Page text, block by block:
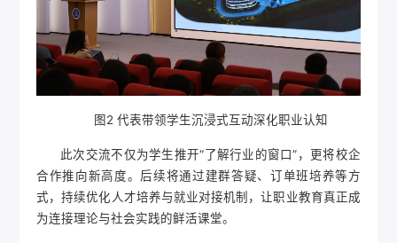
图2 代表带领学生沉浸式互动深化职业认知
此次交流不仅为学生推开“了解行业的窗口”，更将校企
合作推向新高度。后续将通过建群答疑、订单班培养等方
式，持续优化人才培养与就业对接机制，让职业教育真正成
为连接理论与社会实践的鲜活课堂。